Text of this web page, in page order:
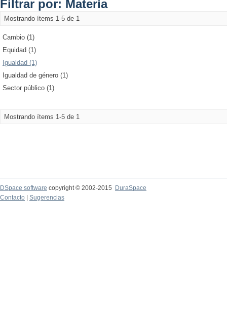
Filtrar por: Materia
Mostrando ítems 1-5 de 1
Cambio (1)
Equidad (1)
Igualdad (1)
Igualdad de género (1)
Sector público (1)
Mostrando ítems 1-5 de 1
DSpace software copyright © 2002-2015
DuraSpace
Contacto
Sugerencias